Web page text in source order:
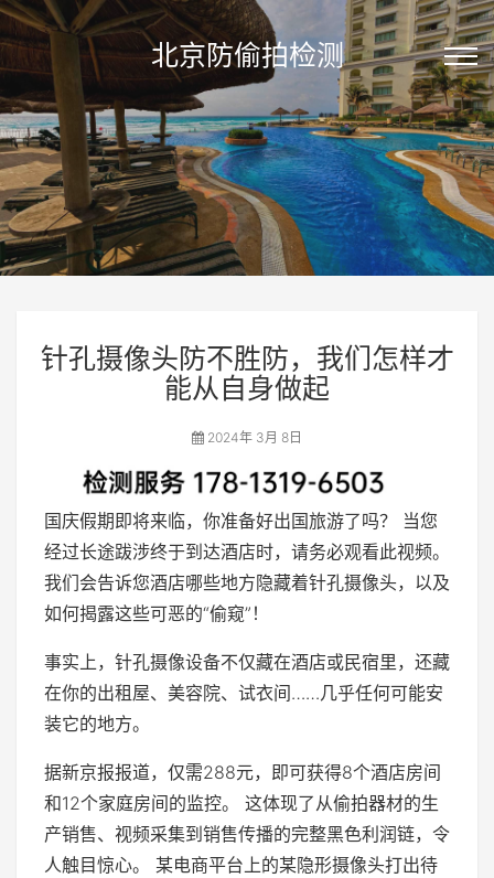
北京防偷拍检测
针孔摄像头防不胜防，我们怎样才
能从自身做起
2024年 3月 8日
国庆假期即将来临，你准备好出国旅游了吗？ 当您
经过长途跋涉终于到达酒店时，请务必观看此视频。
我们会告诉您酒店哪些地方隐藏着针孔摄像头，以及
如何揭露这些可恶的“偷窥”！
事实上，针孔摄像设备不仅藏在酒店或民宿里，还藏​​
在你的出租屋、美容院、试衣间……几乎任何可能安
装它的地方。
据新京报报道，仅需288元，即可获得8个酒店房间
和12个家庭房间的监控。 这体现了从偷拍器材的生
产销售、视频采集到销售传播的完整黑色利润链，令
人触目惊心。 某电商平台上的某隐形摄像头打出待